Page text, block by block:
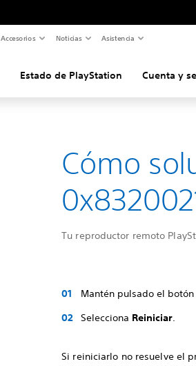
Accesorios Noticias Asistencia
Estado de PlayStation Cuenta y
Cómo
Tu reproductor remoto
Mantén pulsado el
Selecciona Reiniciar.
Si reiniciarlo no resuelve el